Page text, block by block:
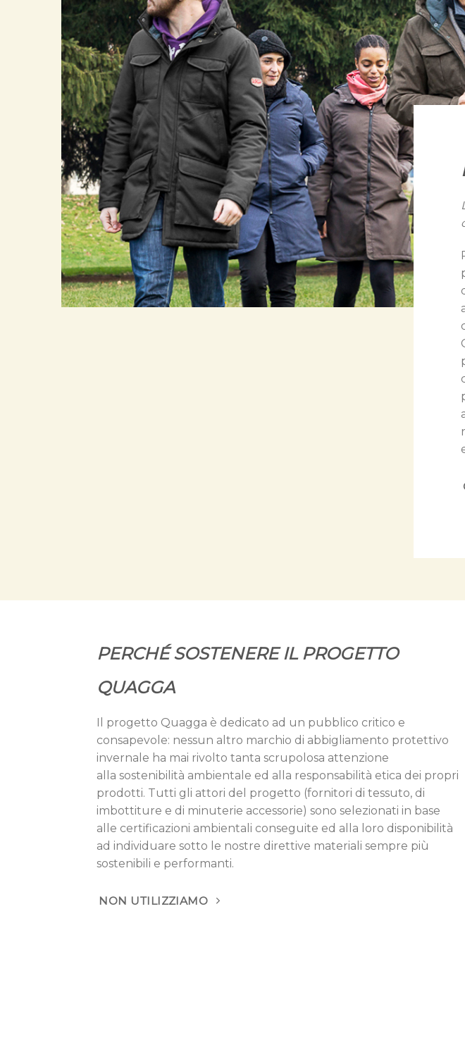
PERCHÉ SOSTENERE IL PROGETTO
QUAGGA
Il progetto Quagga è dedicato ad un pubblico critico e
consapevole: nessun altro marchio di abbigliamento protettivo
invernale ha mai rivolto tanta scrupolosa attenzione
alla sostenibilità ambientale ed alla responsabilità etica dei propri
prodotti. Tutti gli attori del progetto (fornitori di tessuto, di
imbottiture e di minuterie accessorie) sono selezionati in base
alle certificazioni ambientali conseguite ed alla loro disponibilità
ad individuare sotto le nostre direttive materiali sempre più
sostenibili e performanti.
NON UTILIZZIAMO